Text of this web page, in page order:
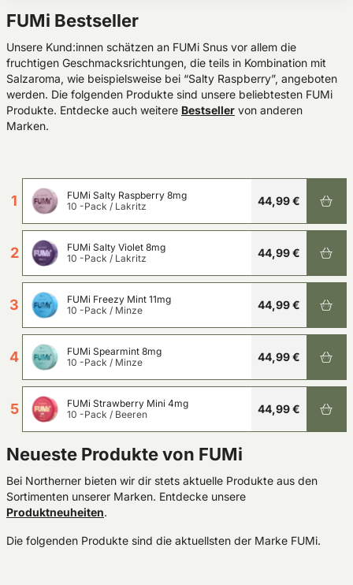
FUMi Bestseller
Unsere Kund:innen schätzen an FUMi Snus vor allem die
fruchtigen Geschmacksrichtungen, die teils in Kombination mit
Salzaroma, wie beispielsweise bei “Salty Raspberry”, angeboten
werden. Die folgenden Produkte sind unsere beliebtesten FUMi
Produkte. Entdecke auch weitere Bestseller von anderen
Marken.
1
FUMi Salty Raspberry 8mg
10 -Pack / Lakritz 44,99 €
2
FUMi Salty Violet 8mg
10 -Pack / Lakritz 44,99 €
3
FUMi Freezy Mint 11mg
10 -Pack / Minze 44,99 €
4
FUMi Spearmint 8mg
10 -Pack / Minze 44,99 €
5
FUMi Strawberry Mini 4mg
10 -Pack / Beeren 44,99 €
Neueste Produkte von FUMi
Bei Northerner bieten wir dir stets aktuelle Produkte aus den
Sortimenten unserer Marken. Entdecke unsere
Produktneuheiten.
Die folgenden Produkte sind die aktuellsten der Marke FUMi.